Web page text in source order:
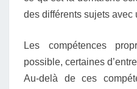
des différents sujets avec
Les compétences
possible, certaines
Au-delà de ces